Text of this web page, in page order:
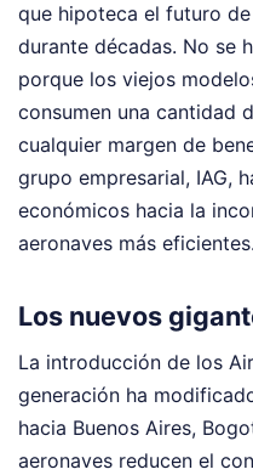
que hipoteca el futuro
durante décadas. No se
porque los viejos
consumen una cantidad
cualquier margen de
grupo empresarial, IAG,
económicos hacia la
aeronaves más eficientes.
Los nuevos
La introducción de los
generación ha
hacia Buenos Aires,
aeronaves reducen el